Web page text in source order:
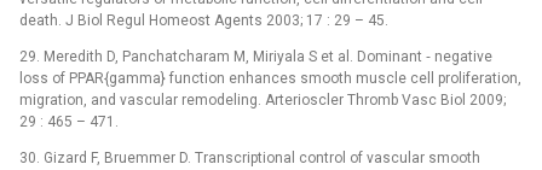
death. J Biol Regul Homeost Agents 2003; 17 : 29 –⁠ 45.
29. Meredith D, Panchatcharam M, Miriyala S et al. Dominant ‑⁠ negative
loss of PPAR{gamma} function enhances smooth muscle cell proliferation,
migration, and vascular remodeling. Arterioscler Thromb Vasc Biol 2009;
29 : 465 –⁠ 471.
30. Gizard F, Bruemmer D. Transcriptional control of vascular smooth